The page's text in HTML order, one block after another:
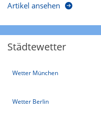
Artikel ansehen
Städtewetter
Wetter München
Wetter Berlin